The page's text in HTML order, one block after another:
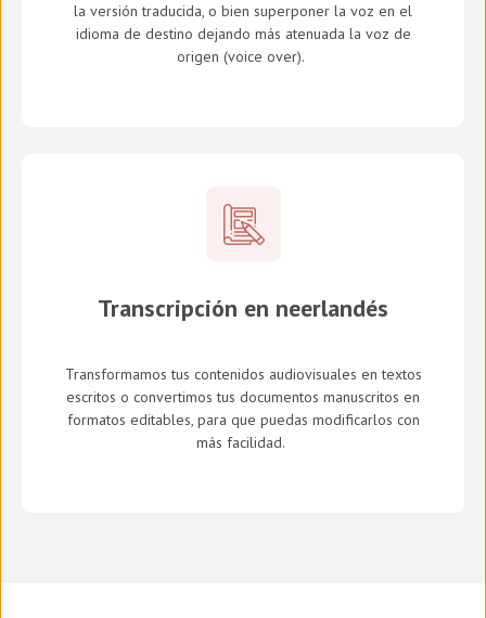
la versión traducida, o bien superponer la voz en el
idioma de destino dejando más atenuada la voz de
origen (voice over).
Transcripción en neerlandés
Transformamos tus contenidos audiovisuales en textos
escritos o convertimos tus documentos manuscritos en
formatos editables, para que puedas modificarlos con
más facilidad.